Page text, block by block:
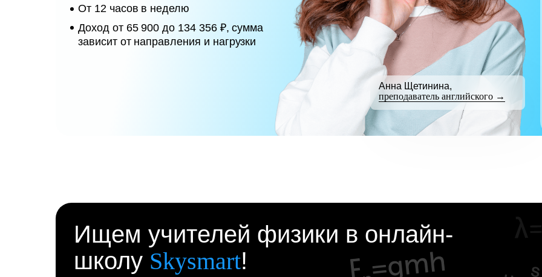
От 12 часов в неделю
Доход от 65 900 до 134 356 ₽, сумма
зависит от направления и нагрузки
Анна Щетинина,
преподаватель английского →
Ищем учителей физики в онлайн-
школу Skysmart!